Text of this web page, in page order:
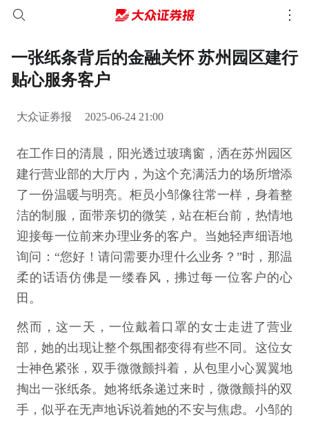
一张纸条背后的金融关怀 苏州园区建行
贴心服务客户
大众证券报 2025-06-24 21:00
在工作日的清晨，阳光透过玻璃窗，洒在苏州园区
建行营业部的大厅内，为这个充满活力的场所增添
了一份温暖与明亮。柜员小邹像往常一样，身着整
洁的制服，面带亲切的微笑，站在柜台前，热情地
迎接每一位前来办理业务的客户。当她轻声细语地
询问：“您好！请问需要办理什么业务？”时，那温
柔的话语仿佛是一缕春风，拂过每一位客户的心
田。
然而，这一天，一位戴着口罩的女士走进了营业
部，她的出现让整个氛围都变得有些不同。这位女
士神色紧张，双手微微颤抖着，从包里小心翼翼地
掏出一张纸条。她将纸条递过来时，微微颤抖的双
手，似乎在无声地诉说着她的不安与焦虑。小邹的